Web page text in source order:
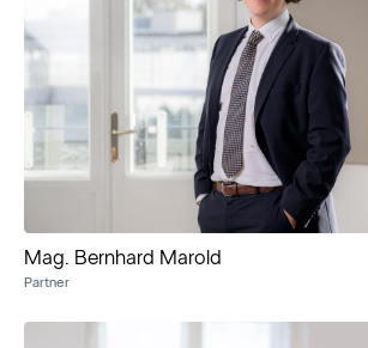
Mag. Bernhard Marold
Partner